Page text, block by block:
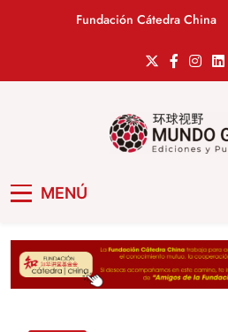
Fundación Cátedra China
MENÚ